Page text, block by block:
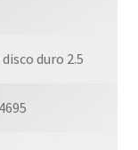
duro 2.5